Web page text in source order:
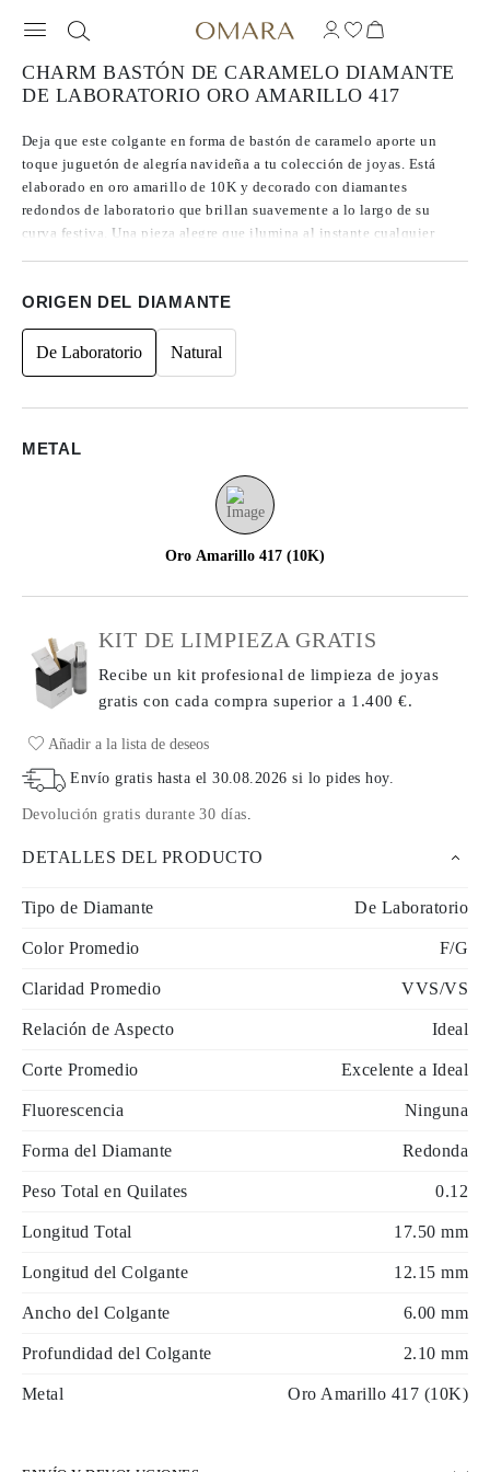
CHARM BASTÓN DE CARAMELO DIAMANTE
DE LABORATORIO ORO AMARILLO 417
Deja que este colgante en forma de bastón de caramelo aporte un
toque juguetón de alegría navideña a tu colección de joyas. Está
elaborado en oro amarillo de 10K y decorado con diamantes
redondos de laboratorio que brillan suavemente a lo largo de su
curva festiva. Una pieza alegre que ilumina al instante cualquier
**La cadena no está incluida en la compra
ORIGEN DEL DIAMANTE
De Laboratorio Natural
METAL
Oro Amarillo 417 (10K)
KIT DE LIMPIEZA GRATIS
Recibe un kit profesional de limpieza de joyas
gratis con cada comprasuperior a 1.400 €.
Añadir a la lista de deseos
Envío gratis hasta el30.08.2026 si lo pides hoy.
Devolución gratis durante 30 días.
DETALLES DEL PRODUCTO
Tipo de Diamante De Laboratorio
Color Promedio F/G
Claridad Promedio VVS/VS
Relación de Aspecto Ideal
Corte Promedio Excelente a Ideal
Fluorescencia Ninguna
Forma del Diamante Redonda
Peso Total en Quilates 0.12
Longitud Total 17.50 mm
Longitud del Colgante 12.15 mm
Ancho del Colgante 6.00 mm
Profundidad del Colgante 2.10 mm
Metal Oro Amarillo 417 (10K)